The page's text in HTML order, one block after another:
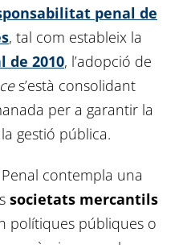
penal de
, tal com estableix la
de 2010, l’adopció de
s’està consolidant
per a garantir la
gestió pública.
contempla una
societats mercantils
polítiques públiques o